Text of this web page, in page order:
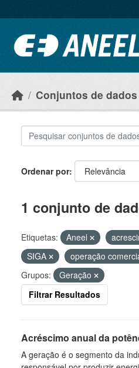
Conjuntos de dados
Ordenar por
1 conjunto de
Etiquetas: Aneel
SIGA
operação
Grupos:
Geração
Filtrar Resultados
Acréscimo anual da
A geração é o segmento da